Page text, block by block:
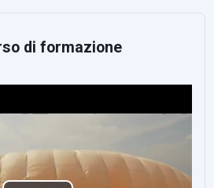
di formazione